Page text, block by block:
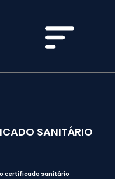
SANITÁRIO
certificado sanitário